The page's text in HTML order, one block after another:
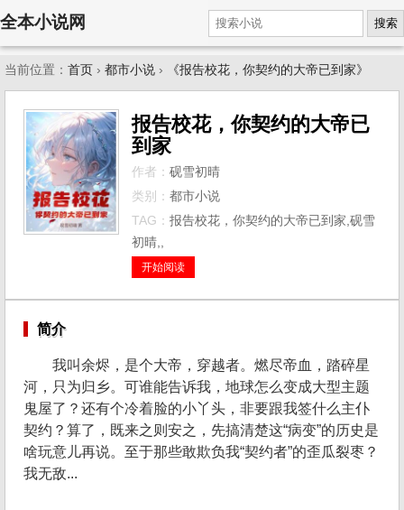
全本小说网 搜索
当前位置： 首页 › 都市小说 › 《报告校花，你契约的大帝已到家》
报告校花，你契约的大帝已
到家
作者： 砚雪初晴
类别： 都市小说
TAG： 报告校花，你契约的大帝已到家,砚雪
初晴,,
开始阅读
简介
我叫余烬，是个大帝，穿越者。燃尽帝血，踏碎星
河，只为归乡。可谁能告诉我，地球怎么变成大型主题
鬼屋了？还有个冷着脸的小丫头，非要跟我签什么主仆
契约？算了，既来之则安之，先搞清楚这“病变”的历史是
啥玩意儿再说。至于那些敢欺负我“契约者”的歪瓜裂枣？
我无敌...